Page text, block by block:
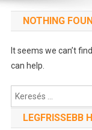
NOTHING
It seems we can’t
can help.
Keresés:
LEGFRISSEBB